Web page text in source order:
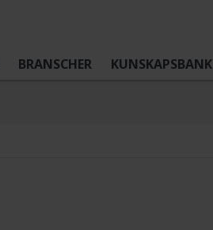
BRANSCHER KUNSKAPSBANK